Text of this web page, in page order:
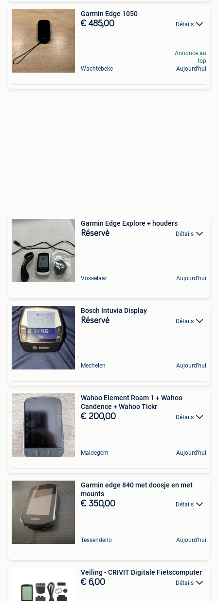
Garmin Edge 1050
€ 485,00 Détails
Wachtebeke
Annonce au
top
Aujourd'hui
Garmin Edge Explore + houders
Réservé Détails
Vosselaar Aujourd'hui
Bosch Intuvia Display
Réservé Détails
Mechelen Aujourd'hui
Wahoo Element Roam 1 + Wahoo
Candence + Wahoo Tickr
€ 200,00 Détails
Maldegem Aujourd'hui
Garmin edge 840 met doosje en met
mounts
€ 350,00 Détails
Tessenderlo Aujourd'hui
Veiling - CRIVIT Digitale Fietscomputer
€ 6,00 Détails